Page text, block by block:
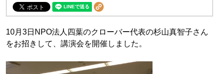
10月3日NPO法人四葉のクローバー代表の杉山真智子さん
をお招きして、講演会を開催しました。